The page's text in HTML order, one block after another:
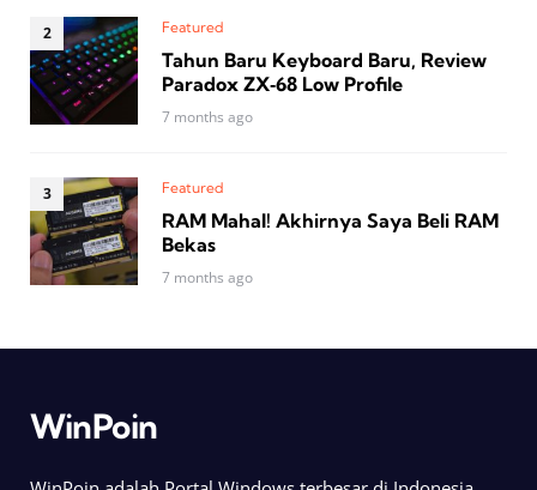
Featured
Tahun Baru Keyboard Baru, Review
Paradox ZX‑68 Low Profile
7 months ago
Featured
RAM Mahal! Akhirnya Saya Beli RAM
Bekas
7 months ago
WinPoin